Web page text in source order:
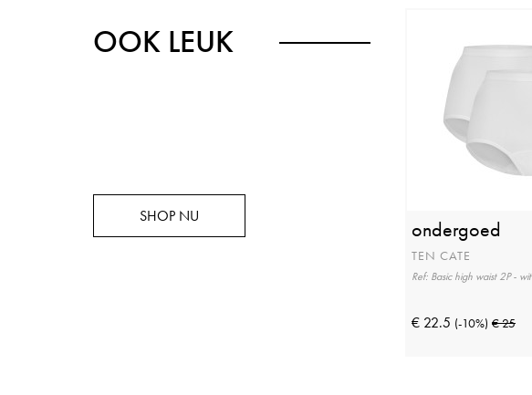
OOK LEUK
SHOP NU
ondergoed
TEN CATE
Ref: Basic high waist 2P - wit
€ 22.5 (-10%) € 25